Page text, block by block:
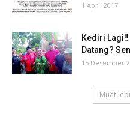
1 April 2017
Kediri Lagi‼
Datang?
15 Desember
Muat